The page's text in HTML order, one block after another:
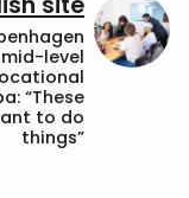
level
“These
to do
things”